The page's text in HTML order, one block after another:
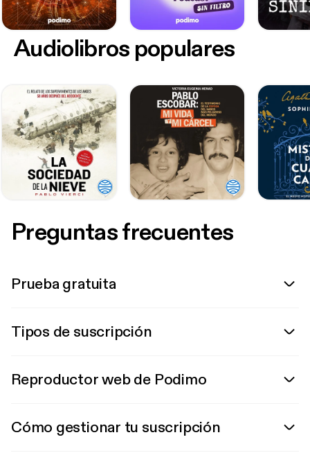
Audiolibros populares
Preguntas frecuentes
Prueba gratuita
Tipos de suscripción
Reproductor web de Podimo
Cómo gestionar tu suscripción